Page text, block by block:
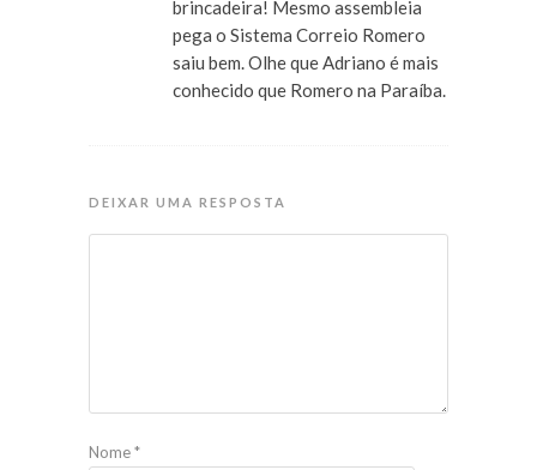
brincadeira! Mesmo assembleia
pega o Sistema Correio Romero
saiu bem. Olhe que Adriano é mais
conhecido que Romero na Paraíba.
DEIXAR UMA RESPOSTA
Nome*